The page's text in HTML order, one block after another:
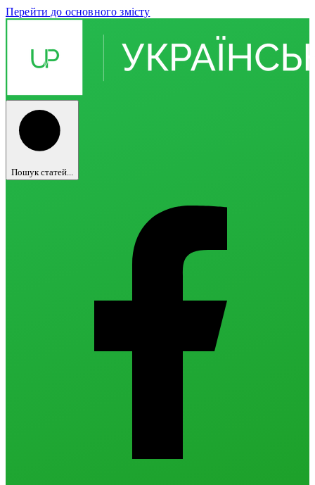
Перейти до основного змісту
Пошук статей...